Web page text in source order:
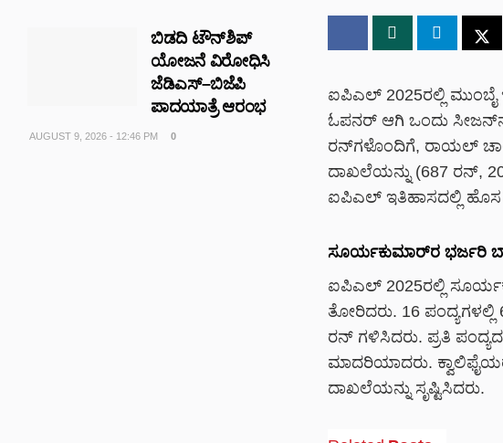
ಐಪಿಎಲ್ 2025ರಲ್ಲಿ
ಓಪನರ್ ಆಗಿ ಒಂದು
ರನ್‌ಗಳೊಂದಿಗೆ, ರಾಯಲ್
ದಾಖಲೆಯನ್ನು (687 ರನ್,
ಐಪಿಎಲ್ ಇತಿಹಾಸದಲ್ಲಿ ಹೊಸ
ಸೂರ್ಯಕುಮಾರ್‌ರ ಭರ್ಜರಿ
ಐಪಿಎಲ್ 2025ರಲ್ಲಿ
ತೋರಿದರು. 16
ರನ್ ಗಳಿಸಿದರು. ಪ್ರತಿ
ಮಾದರಿಯಾದರು.
ದಾಖಲೆಯನ್ನು ಸೃಷ್ಟಿಸಿದರು.
ಬಿಡದಿ ಟೌನ್‌ಶಿಪ್
ಯೋಜನೆ ವಿರೋಧಿಸಿ
ಜೆಡಿಎಸ್–ಬಿಜೆಪಿ
ಪಾದಯಾತ್ರೆ ಆರಂಭ
AUGUST 9, 2026 - 12:46 PM 0